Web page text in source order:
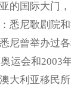
的国际大门
悉尼歌剧院
尼曾举办过
运会和2003
大利亚移民